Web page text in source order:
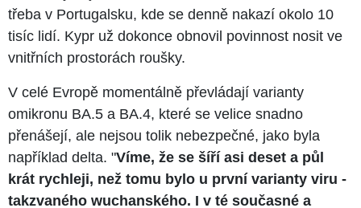
třeba v Portugalsku, kde se denně nakazí okolo 10
tisíc lidí. Kypr už dokonce obnovil povinnost nosit ve
vnitřních prostorách roušky.
V celé Evropě momentálně převládají varianty
omikronu BA.5 a BA.4, které se velice snadno
přenášejí, ale nejsou tolik nebezpečné, jako byla
například delta. "Víme, že se šíří asi deset a půl
krát rychleji, než tomu bylo u první varianty viru -
takzvaného wuchanského. I v té současné a